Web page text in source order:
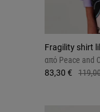
Fragility shirt
από Peace and
83,30 €